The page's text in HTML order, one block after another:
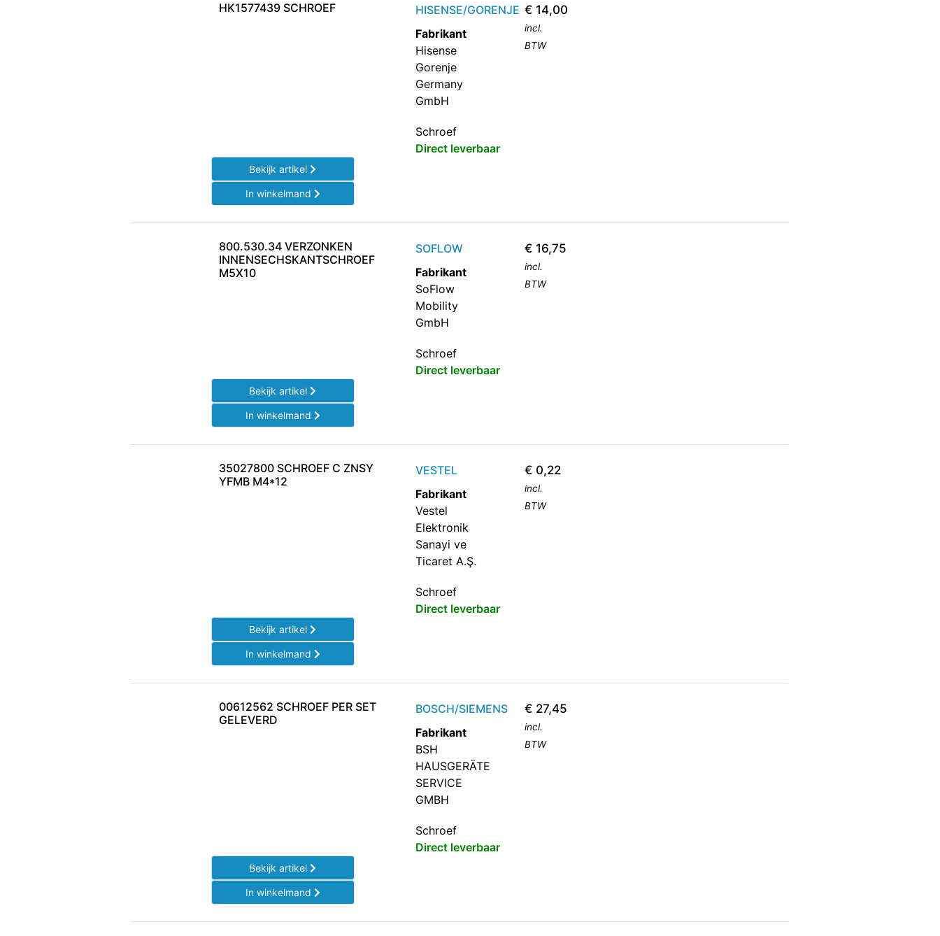
HK1577439 SCHROEF
HISENSE/GORENJE
Fabrikant
Hisense
Gorenje
Germany
GmbH
Schroef
Direct leverbaar
€ 14,00
incl.
BTW
Bekijk artikel
In winkelmand
800.530.34 VERZONKEN
INNENSECHSKANTSCHROEF
M5X10
SOFLOW
Fabrikant
SoFlow
Mobility
GmbH
Schroef
Direct leverbaar
€ 16,75
incl.
BTW
Bekijk artikel
In winkelmand
35027800 SCHROEF C ZNSY
YFMB M4*12
VESTEL
Fabrikant
Vestel
Elektronik
Sanayi ve
Ticaret A.Ş.
Schroef
Direct leverbaar
€ 0,22
incl.
BTW
Bekijk artikel
In winkelmand
00612562 SCHROEF PER SET
GELEVERD
BOSCH/SIEMENS
Fabrikant
BSH
HAUSGERÄTE
SERVICE
GMBH
Schroef
Direct leverbaar
€ 27,45
incl.
BTW
Bekijk artikel
In winkelmand